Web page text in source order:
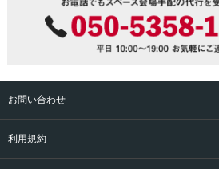
お問い合わせ
利用規約